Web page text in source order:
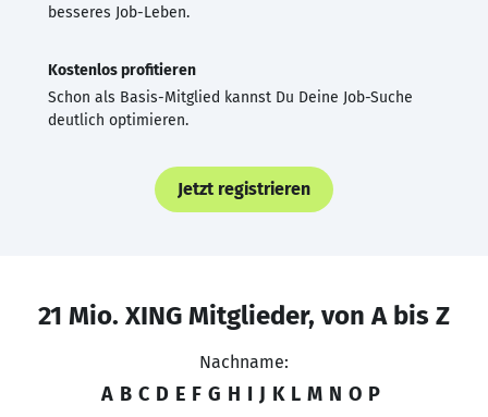
besseres Job-Leben.
Kostenlos profitieren
Schon als Basis-Mitglied kannst Du Deine Job-Suche
deutlich optimieren.
Jetzt registrieren
21 Mio. XING Mitglieder, von A bis Z
Nachname:
A B C D E F G H I J K L M N O P